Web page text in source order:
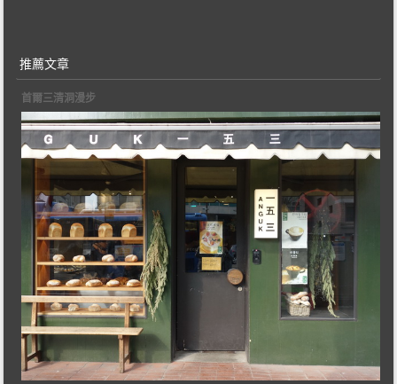
推薦文章
首爾三清洞漫步